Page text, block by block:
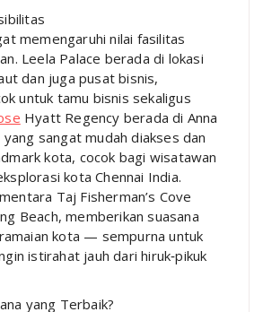
memengaruhi nilai fasilitas
Leela Palace berada di lokasi
dan juga pusat bisnis,
untuk tamu bisnis sekaligus
Hyatt Regency berada di Anna
yang sangat mudah diakses dan
kota, cocok bagi wisatawan
kota Chennai India.
Taj Fisherman’s Cove
Beach, memberikan suasana
kota — sempurna untuk
istirahat jauh dari hiruk‑pikuk
yang Terbaik?